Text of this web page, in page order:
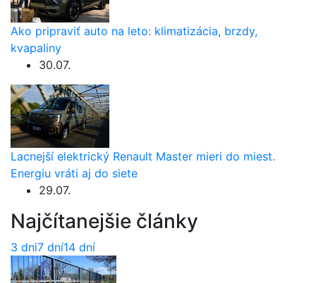
Ako pripraviť auto na leto: klimatizácia, brzdy,
kvapaliny
30.07.
Lacnejší elektrický Renault Master mieri do miest.
Energiu vráti aj do siete
29.07.
Najčítanejšie články
3 dni7 dní14 dní